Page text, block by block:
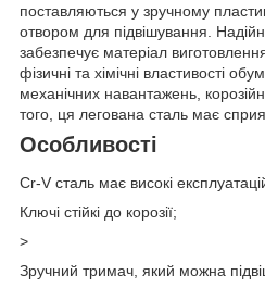
поставляються у зручному
отвором для підвішування.
забезпечує матеріал
фізичні та хімічні властивості
механічних навантажень,
того, ця легована сталь має
Особливості
Cr-V сталь має високі
Ключі стійкі до корозії;
>
Зручний тримач, який можна